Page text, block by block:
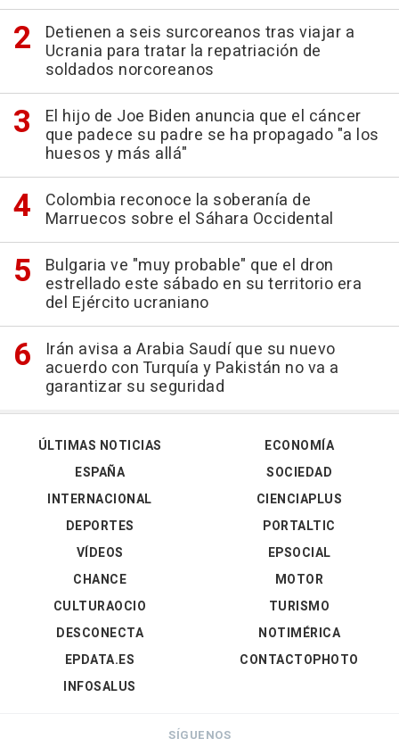
Detienen a seis surcoreanos tras viajar a
Ucrania para tratar la repatriación de
soldados norcoreanos
El hijo de Joe Biden anuncia que el cáncer
que padece su padre se ha propagado "a los
huesos y más allá"
Colombia reconoce la soberanía de
Marruecos sobre el Sáhara Occidental
Bulgaria ve "muy probable" que el dron
estrellado este sábado en su territorio era
del Ejército ucraniano
Irán avisa a Arabia Saudí que su nuevo
acuerdo con Turquía y Pakistán no va a
garantizar su seguridad
ÚLTIMAS NOTICIAS
ESPAÑA
INTERNACIONAL
DEPORTES
VÍDEOS
ECONOMÍA
SOCIEDAD
CIENCIAPLUS
PORTALTIC
EPSOCIAL
CHANCE
CULTURAOCIO
DESCONECTA
EPDATA.ES
INFOSALUS
MOTOR
TURISMO
NOTIMÉRICA
CONTACTOPHOTO
SÍGUENOS